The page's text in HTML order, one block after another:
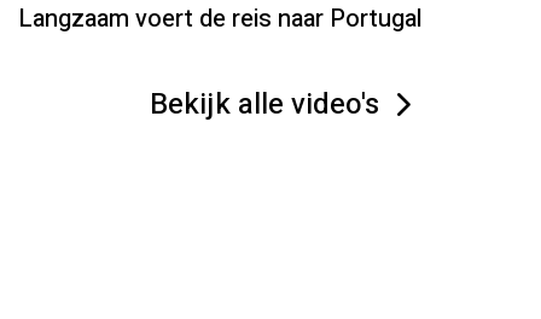
Langzaam voert de reis naar Portugal
Bekijk alle video's